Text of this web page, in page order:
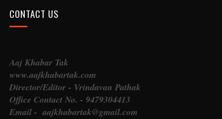
CONTACT US
Aaj Khabar Tak
www.aajkhabartak.com
Director/Editor - Vrindavan Pathak
Office Contact No. - 9479304413
Email - aajkhabartak@gmail.com